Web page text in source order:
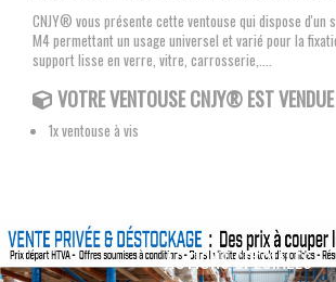
CNJY® vous présente cette ventouse qui dispose d'un
M4 permettant un usage universel et varié pour la
support lisse en verre, vitre, carrosserie,....
VOTRE VENTOUSECNJY®EST
1x ventouse à vis
ACTIONS SPÉCIALES